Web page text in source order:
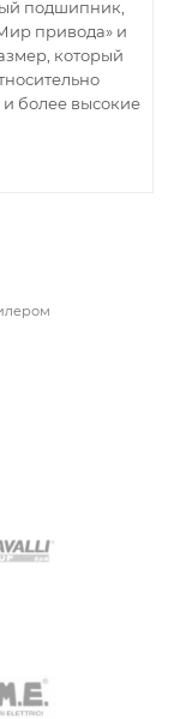
подшипник,
привода» и
который
и более высокие